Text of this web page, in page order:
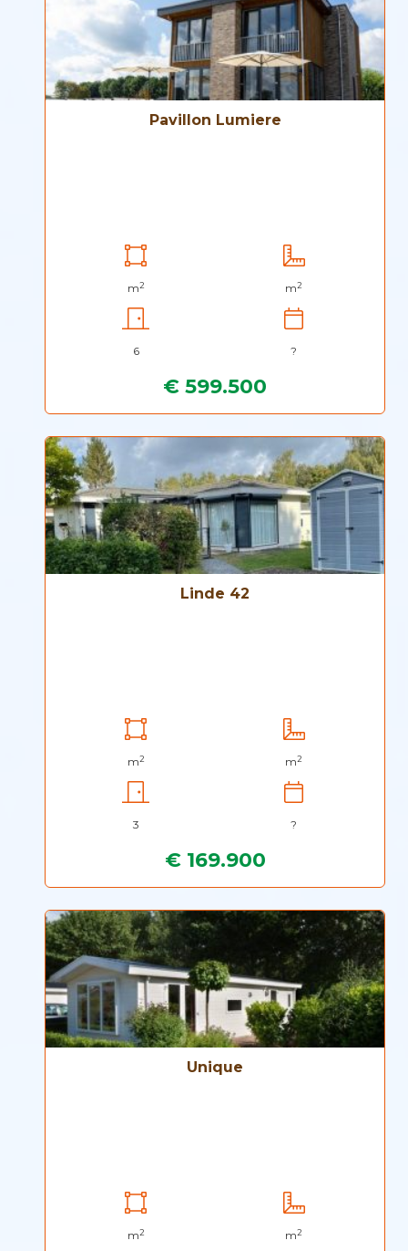
Pavillon Lumiere
m2 m2
6 ?
€ 599.500
Linde 42
m2 m2
3 ?
€ 169.900
Unique
m2 m2